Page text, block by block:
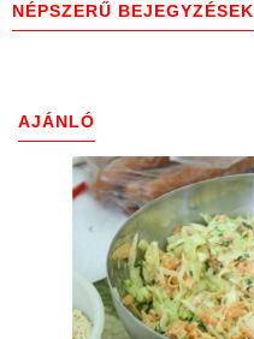
NÉPSZERŰ BEJEGYZÉSEK
AJÁNLÓ